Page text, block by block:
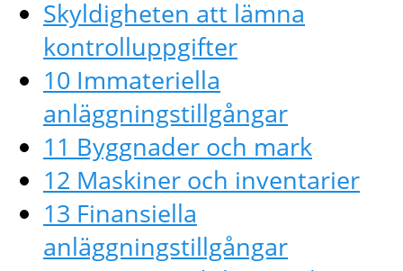
Skyldigheten att lämna
kontrolluppgifter
10 Immateriella
anläggningstillgångar
11 Byggnader och mark
12 Maskiner och inventarier
13 Finansiella
anläggningstillgångar